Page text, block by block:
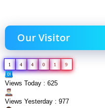
Our Visitor
1 4 4 0 1 9
Views Today : 625
Views Yesterday : 977